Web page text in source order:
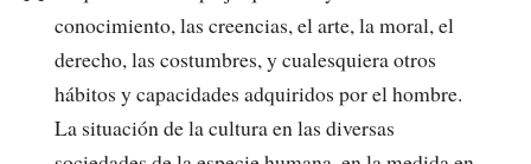
conocimiento, las creencias, el arte, la moral, el
derecho, las costumbres, y cualesquiera otros
hábitos y capacidades adquiridos por el hombre.
La situación de la cultura en las diversas